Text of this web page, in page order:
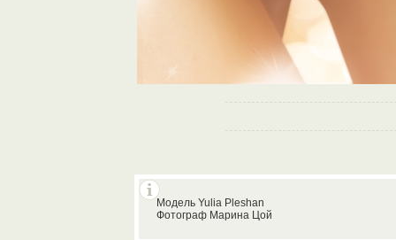
Модель Yulia Pleshan
Фотограф Марина Цой